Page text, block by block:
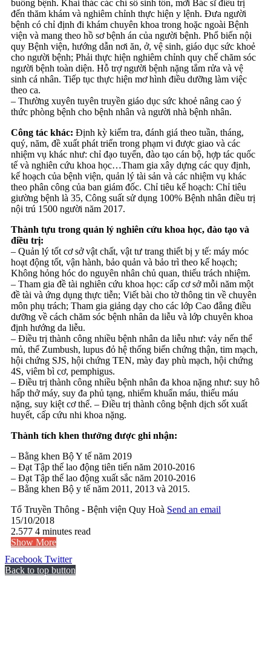
buồng bệnh. Khai thác các chỉ số sinh tồn, mời Bác sĩ điều trị
đến thăm khám và nghiêm chỉnh thực hiện y lệnh. Đưa người
bệnh có chỉ định đi khám chuyên khoa trong hoặc ngoài Bệnh
viện và mang theo hồ sơ bệnh án của người bệnh. Phổ biến nội
quy Bệnh viện, hướng dẫn nơi ăn, ở, vệ sinh, giáo dục sức khoẻ
cho người bệnh; Phải thực hiện nghiêm chỉnh quy chế chăm sóc
người bệnh toàn diện. Hỗ trợ người bệnh nặng tắm rửa và vệ
sinh cá nhân. Tiếp tục thực hiện mơ hình điều dưỡng làm việc
theo ca.
– Thường xuyên tuyên truyền giáo dục sức khoẻ nâng cao ý
thức phòng bệnh cho bệnh nhân và người nhà bệnh nhân.
Công tác khác: Định kỳ kiểm tra, đánh giá theo tuần, tháng,
quý, năm, đề xuất phát triển trong phạm vi được giao và các
nhiệm vụ khác như: chỉ đạo tuyến, đào tạo cán bộ, hợp tác quốc
tế và nghiên cứu khoa học…Tham gia xây dựng các quy định,
kế hoạch của bệnh viện, quản lý tài sản và các nhiệm vụ khác
theo phân công của ban giám đốc. Chỉ tiêu kế hoạch: Chỉ tiêu
giường bệnh là 35, Công suất sử dụng 100% Bệnh nhân điều trị
nội trú 1500 người năm 2017.
Thành tựu trong quản lý nghiên cứu khoa học, đào tạo và
điều trị:
– Quản lý tốt cơ sở vật chất, vật tư trang thiết bị y tế: máy móc
hoạt động tốt, vận hành, bảo quản và bảo trì theo kế hoạch;
Không hỏng hóc do nguyên nhân chủ quan, thiếu trách nhiệm.
– Tham gia đề tài nghiên cứu khoa học: cấp cơ sở mỗi năm một
đề tài và ứng dụng thực tiễn; Viết bài cho tờ thông tin về chuyên
môn phụ trách; Tham gia giảng dạy cho các lớp Cao đẳng điều
dưỡng về cách chăm sóc bệnh nhân da liễu và lớp chuyên khoa
định hướng da liễu.
– Điều trị thành công nhiều bệnh nhân da liễu như: vảy nến thể
mủ, thể Zumbush, lupus đỏ hệ thống biến chứng thận, tim mạch,
hội chứng SJS, hội chứng TEN, mày đay phù mạch, hội chứng
4S, viêm bì cơ, pemphigus.
– Điều trị thành công nhiều bệnh nhân đa khoa nặng như: suy hô
hấp thở máy, suy đa phủ tạng, nhiểm khuẩn máu, thiếu máu
nặng, suy kiệt cơ thể. – Điều trị thành công bệnh dịch sốt xuất
huyết, cấp cứu nhi khoa nặng.
Thành tích khen thưởng được ghi nhận:
– Bằng khen Bộ Y tế năm 2019
– Đạt Tập thể lao động tiên tiến năm 2010-2016
– Đạt Tập thể lao động xuất sắc năm 2010-2016
– Bằng khen Bộ y tế năm 2011, 2013 và 2015.
Tổ Truyền Thông - Bệnh viện Quy Hoà Send an email
15/10/2018
2.577 4 minutes read
Show More
Facebook Twitter
Back to top button